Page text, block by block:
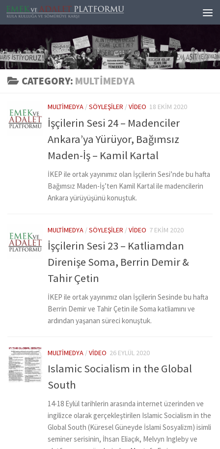
Skip to content
CATEGORY: MULTIMEDYA
MULTIMEDYA /SÖYLEŞILER /VIDEO 18 EKIM 2020
İşçilerin Sesi 24 – Madenciler
Ankara’ya Yürüyor, Bağımsız
Maden-İş – Kamil Kartal
İKEP ile ortak yayınımız olan İşçilerin Sesi’nde bu hafta
Bağımsız Maden-İş’ten Kamil Kartal ile madencilerin
Ankara yürüyüşünü konuştuk.
MULTIMEDYA /SÖYLEŞILER /VIDEO 7 EKIM 2020
İşçilerin Sesi 23 – Katliamdan
Direnişe Soma, Berrin Demir &
Tahir Çetin
İKEP ile ortak yayınımız olan İşçilerin Sesinde bu hafta
Berrin Demir ve Tahir Çetin ile Soma katliamını ve
ardından yaşanan süreci konuştuk.
MULTIMEDYA /VIDEO 26 EYLÜL 2020
Islamic Socialism in the Global
South
14-18 Eylül tarihlerin arasında internet üzerinden ve
ingilizce olarak gerçekleştirilen Islamic Socialism in the
Global South (Küresel Güneyde İslami Sosyalizm) isimli
seminer serisinin, İhsan Eliaçık, Melvyn Ingleby ve